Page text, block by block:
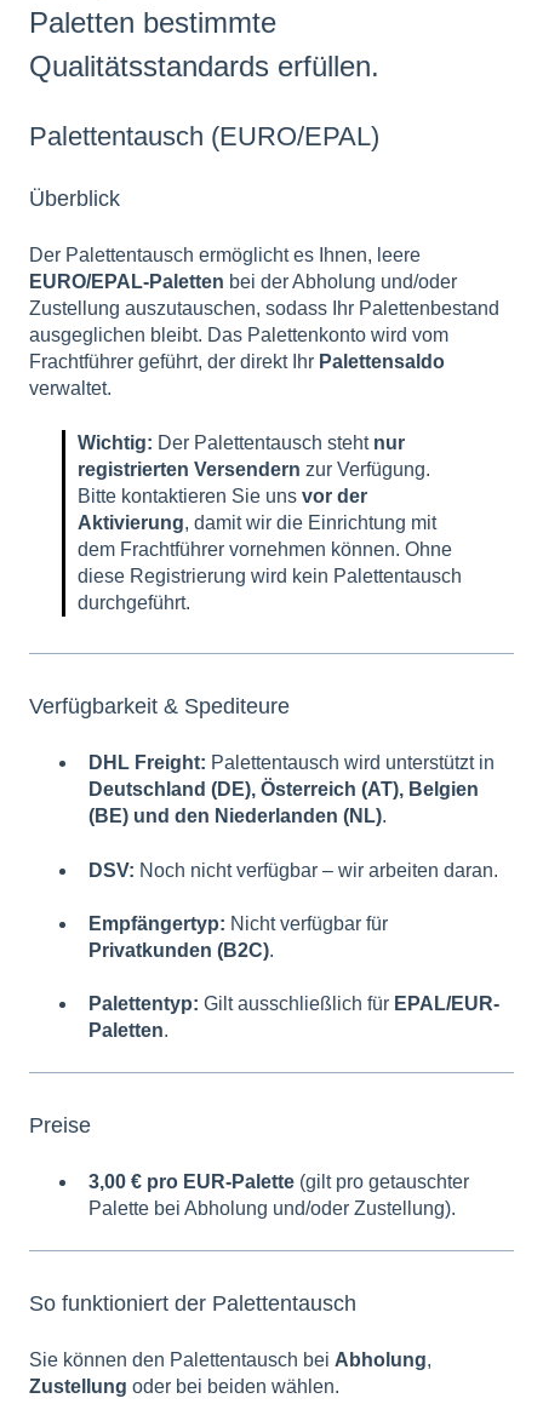
Paletten bestimmte
Qualitätsstandards erfüllen.
Palettentausch (EURO/EPAL)
Überblick
Der Palettentausch ermöglicht es Ihnen, leere
EURO/EPAL-Paletten bei der Abholung und/oder
Zustellung auszutauschen, sodass Ihr Palettenbestand
ausgeglichen bleibt. Das Palettenkonto wird vom
Frachtführer geführt, der direkt Ihr Palettensaldo
verwaltet.
Wichtig: Der Palettentausch steht nur
registrierten Versendern zur Verfügung.
Bitte kontaktieren Sie uns vor der
Aktivierung, damit wir die Einrichtung mit
dem Frachtführer vornehmen können. Ohne
diese Registrierung wird kein Palettentausch
durchgeführt.
Verfügbarkeit & Spediteure
DHL Freight: Palettentausch wird unterstützt in
Deutschland (DE), Österreich (AT), Belgien
(BE) und den Niederlanden (NL).
DSV: Noch nicht verfügbar – wir arbeiten daran.
Empfängertyp: Nicht verfügbar für
Privatkunden (B2C).
Palettentyp: Gilt ausschließlich für EPAL/EUR-
Paletten.
Preise
3,00 € pro EUR-Palette (gilt pro getauschter
Palette bei Abholung und/oder Zustellung).
So funktioniert der Palettentausch
Sie können den Palettentausch bei Abholung,
Zustellung oder bei beiden wählen.